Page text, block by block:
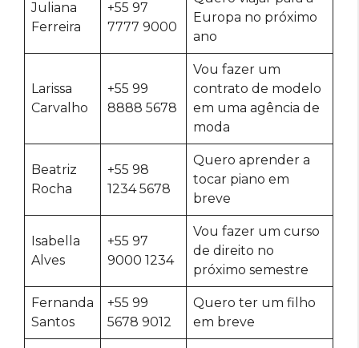
Juliana
Ferreira
+55 97
7777 9000
Europa no próximo
ano
Larissa
Carvalho
+55 99
8888 5678
Vou fazer um
contrato de modelo
em uma agência de
moda
Beatriz
Rocha
+55 98
1234 5678
Quero aprender a
tocar piano em
breve
Isabella
Alves
+55 97
9000 1234
Vou fazer um curso
de direito no
próximo semestre
Fernanda
Santos
+55 99
5678 9012
Quero ter um filho
em breve